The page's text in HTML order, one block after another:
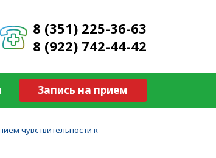
8 (351) 225-36-63
8 (922) 742-44-42
Запись на прием
чувствительности к